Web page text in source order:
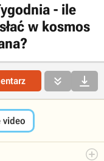
- ile
w kosmos
 
video